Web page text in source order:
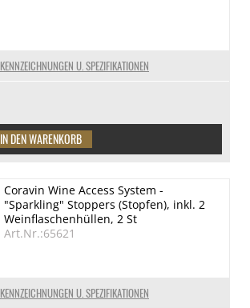
KENNZEICHNUNGEN U. SPEZIFIKATIONEN
KENNZEICHNUNGEN U. SPEZIFIKATIONEN
Coravin Wine Access System -
"Sparkling" Stoppers (Stopfen), inkl. 2
Weinflaschenhüllen, 2 St
Art.Nr.:65621